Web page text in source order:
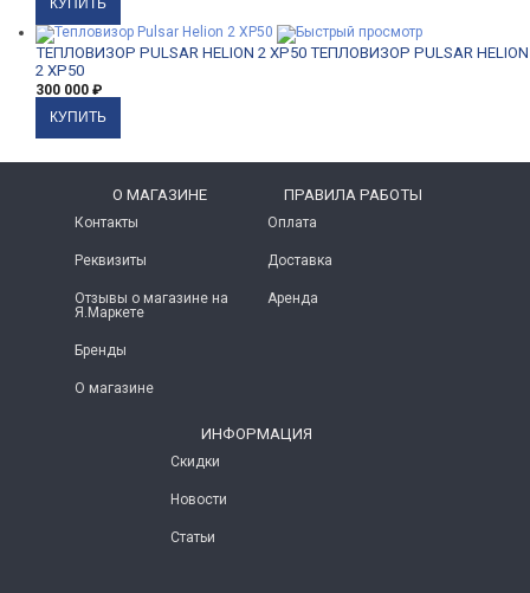
ТЕПЛОВИЗОР PULSAR HELION 2 XP50 ТЕПЛОВИЗОР PULSAR HELION
2 XP50
300 000 ₽
O МАГАЗИНЕ
Контакты
Реквизиты
Отзывы о магазине на
Я.Маркете
Бренды
О магазине
ПРАВИЛА РАБОТЫ
Оплата
Доставка
Аренда
ИНФОРМАЦИЯ
Скидки
Новости
Статьи